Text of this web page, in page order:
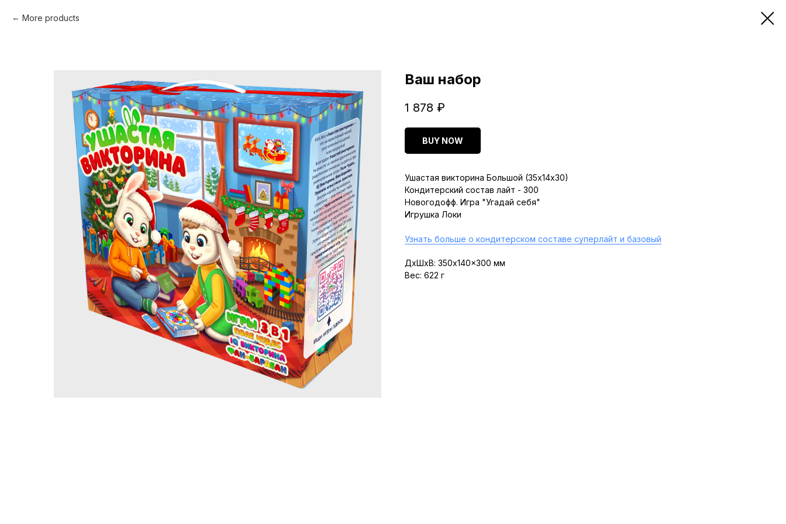
More products
Ваш набор
1 878 ₽
BUY NOW
Ушастая викторина Большой (35х14х30)
Кондитерский состав лайт - 300
Новогодофф. Игра "Угадай себя"
Игрушка Локи
Узнать больше о кондитерском составе суперлайт и базовый
ДxШxВ: 350x140x300 мм
Вес: 622 г